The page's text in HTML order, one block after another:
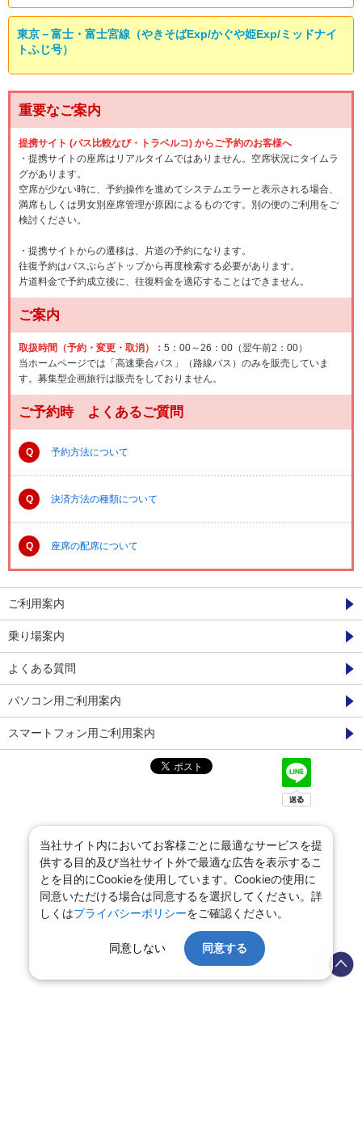
東京－富士・富士宮線（やきそばExp/かぐや姫Exp/ミッドナイ
トふじ号）
重要なご案内
提携サイト (バス比較なび・トラベルコ) からご予約のお客様へ
・提携サイトの座席はリアルタイムではありません。空席状況にタイムラ
グがあります。
空席が少ない時に、予約操作を進めてシステムエラーと表示される場合、
満席もしくは男女別座席管理が原因によるものです。別の便のご利用をご
検討ください。
・提携サイトからの遷移は、片道の予約になります。
往復予約はバスぷらざトップから再度検索する必要があります。
片道料金で予約成立後に、往復料金を適応することはできません。
ご案内
取扱時間（予約・変更・取消）： 5：00～26：00（翌午前2：00）
当ホームページでは「高速乗合バス」（路線バス）のみを販売していま
す。募集型企画旅行は販売をしておりません。
ご予約時 よくあるご質問
Q 予約方法について
Q 決済方法の種類について
Q 座席の配席について
ご利用案内
乗り場案内
よくある質問
パソコン用ご利用案内
スマートフォン用ご利用案内
当社サイト内においてお客様ごとに最適なサービスを提
供する目的及び当社サイト外で最適な広告を表示するこ
とを目的にCookieを使用しています。Cookieの使用に
同意いただける場合は同意するを選択してください。詳
しくはプライバシーポリシーをご確認ください。
同意しない 同意する